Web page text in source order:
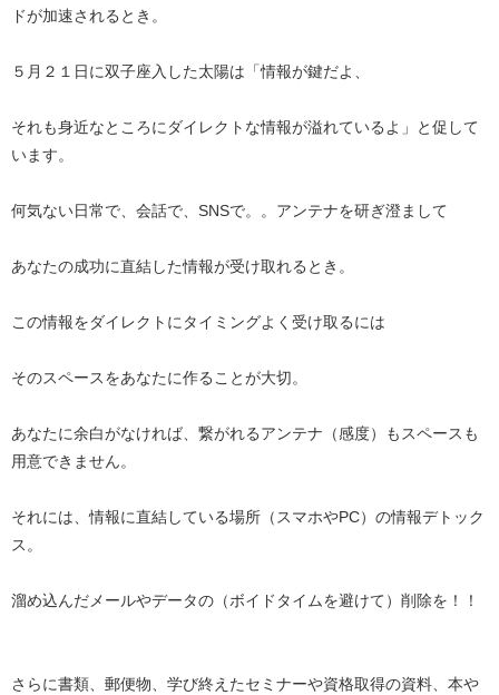
ドが加速されるとき。
５月２１日に双子座入した太陽は「情報が鍵だよ、
それも身近なところにダイレクトな情報が溢れているよ」と促して
います。
何気ない日常で、会話で、SNSで。。アンテナを研ぎ澄まして
あなたの成功に直結した情報が受け取れるとき。
この情報をダイレクトにタイミングよく受け取るには
そのスペースをあなたに作ることが大切。
あなたに余白がなければ、繋がれるアンテナ（感度）もスペースも
用意できません。
それには、情報に直結している場所（スマホやPC）の情報デトック
ス。
溜め込んだメールやデータの（ボイドタイムを避けて）削除を！！
さらに書類、郵便物、学び終えたセミナーや資格取得の資料、本や